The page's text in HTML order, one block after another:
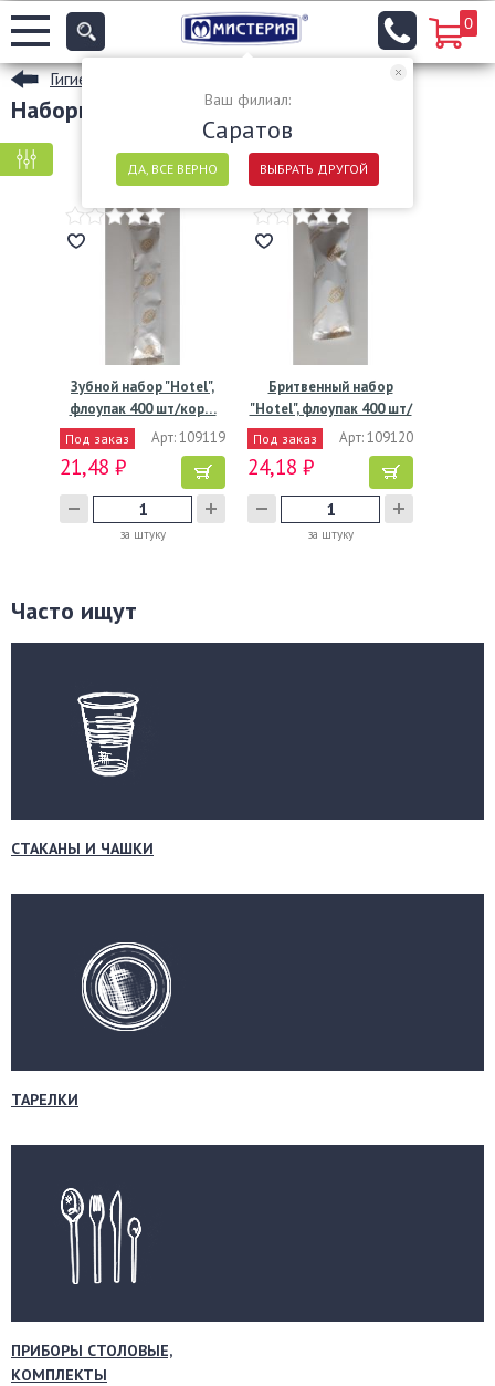
Ваш филиал:
Саратов
ДА, ВСЕ ВЕРНО ВЫБРАТЬ ДРУГОЙ
0
Гигиенические товары
Наборы средств гигены в Саратове
Зубной набор "Hotel",
флоупак 400 шт/кор…
Под заказ Арт: 109119
21,48 ₽
за штуку
Бритвенный набор
"Hotel", флоупак 400 шт/
кор…
Под заказ Арт: 109120
24,18 ₽
за штуку
Часто ищут
СТАКАНЫ И ЧАШКИ
ТАРЕЛКИ
ПРИБОРЫ СТОЛОВЫЕ,
КОМПЛЕКТЫ